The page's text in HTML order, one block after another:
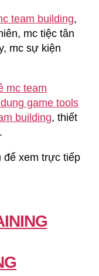
team building,
mc tiệc tân
mc sự kiện
mc team
game tools
building, thiết
để xem trực tiếp